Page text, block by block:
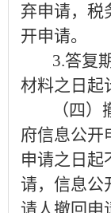
弃申请，税
开申请。
3.答复
材料之日起
（四
府信息公开
申请之日起
请，信息公
请人撤回申